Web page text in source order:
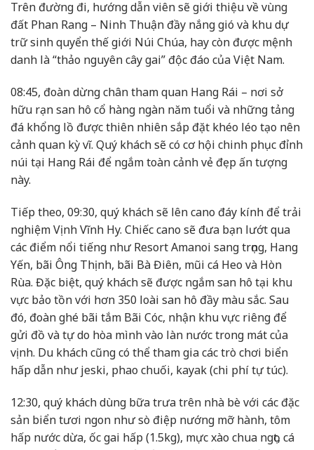
Trên đường đi, hướng dẫn viên sẽ giới thiệu về vùng
đất Phan Rang – Ninh Thuận đầy nắng gió và khu dự
trữ sinh quyển thế giới Núi Chúa, hay còn được mệnh
danh là “thảo nguyên cây gai” độc đáo của Việt Nam.
08:45, đoàn dừng chân tham quan Hang Rái – nơi sở
hữu rạn san hô cổ hàng ngàn năm tuổi và những tảng
đá khổng lồ được thiên nhiên sắp đặt khéo léo tạo nên
cảnh quan kỳ vĩ. Quý khách sẽ có cơ hội chinh phục đỉnh
núi tại Hang Rái để ngắm toàn cảnh vẻ đẹp ấn tượng
này.
Tiếp theo, 09:30, quý khách sẽ lên cano đáy kính để trải
nghiệm Vịnh Vĩnh Hy. Chiếc cano sẽ đưa bạn lướt qua
các điểm nổi tiếng như Resort Amanoi sang trọng, Hang
Yến, bãi Ông Thịnh, bãi Bà Điên, mũi cá Heo và Hòn
Rùa. Đặc biệt, quý khách sẽ được ngắm san hô tại khu
vực bảo tồn với hơn 350 loài san hô đầy màu sắc. Sau
đó, đoàn ghé bãi tắm Bãi Cóc, nhận khu vực riêng để
gửi đồ và tự do hòa mình vào làn nước trong mát của
vịnh. Du khách cũng có thể tham gia các trò chơi biển
hấp dẫn như jeski, phao chuối, kayak (chi phí tự túc).
12:30, quý khách dùng bữa trưa trên nhà bè với các đặc
sản biển tươi ngon như sò điệp nướng mỡ hành, tôm
hấp nước dừa, ốc gai hấp (1.5kg), mực xào chua ngọt, cá